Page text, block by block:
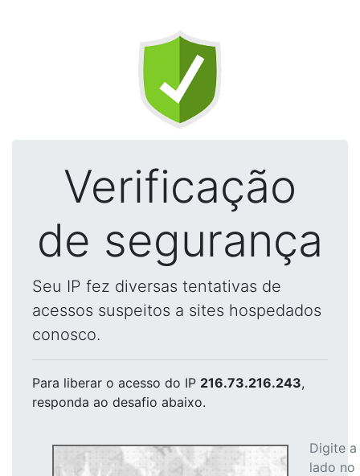
Verificação
de segurança
Seu IP fez diversas tentativas de
acessos suspeitos a sites hospedados
conosco.
Para liberar o acesso do IP 216.73.216.243,
responda ao desafio abaixo.
Digite
lado no